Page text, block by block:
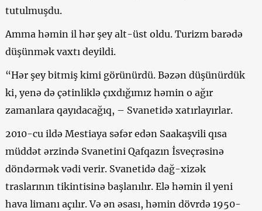
tutulmuşdu.
Amma həmin il hər şey alt-üst oldu. Turizm barədə
düşünmək vaxtı deyildi.
“Hər şey bitmiş kimi görünürdü. Bəzən düşünürdük
ki, yenə də çətinliklə çıxdığımız həmin o ağır
zamanlara qayıdacağıq, – Svanetidə xatırlayırlar.
2010-cu ildə Mestiaya səfər edən Saakaşvili qısa
müddət ərzində Svanetini Qafqazın İsveçrəsinə
döndərmək vədi verir. Svanetidə dağ-xizək
traslarının tikintisinə başlanılır. Elə həmin il yeni
hava limanı açılır. Və ən əsası, həmin dövrdə 1950-